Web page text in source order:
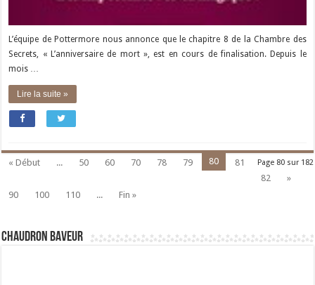
L’équipe de Pottermore nous annonce que le chapitre 8 de la Chambre des
Secrets, « L’anniversaire de mort », est en cours de finalisation. Depuis le
mois …
Lire la suite »
Page 80 sur 182
« Début ... 50 60 70 78 79 80
81
82
»
90
100 110 ... Fin »
Chaudron Baveur